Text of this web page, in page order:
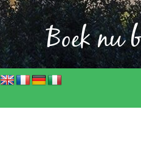
Boek nu